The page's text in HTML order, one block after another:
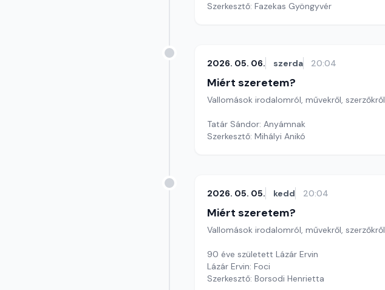
Szerkesztő: Fazekas Gyöngyvér
2026. 05. 06. szerda 20:04
Miért szeretem?
Vallomások irodalomról, művekről, szerzőkről
Tatár Sándor: Anyámnak
Szerkesztő: Mihályi Anikó
2026. 05. 05. kedd 20:04
Miért szeretem?
Vallomások irodalomról, művekről, szerzőkről
90 éve született Lázár Ervin
Lázár Ervin: Foci
Szerkesztő: Borsodi Henrietta